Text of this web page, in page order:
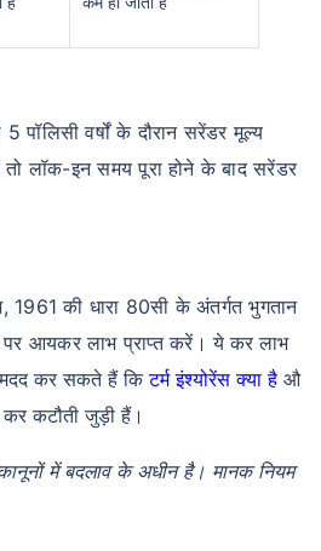
पॉलिसी वर्षों के दौरान सरेंडर मूल्य
तो लॉक-इन समय पूरा होने के बाद सरेंडर
1961 की धारा 80सी के अंतर्गत भुगतान
पर आयकर लाभ प्राप्त करें।ये कर लाभ
कर सकते हैं किटर्म इंश्योरेंस क्या है औ
कटौती जुड़ी हैं।
में बदलाव के अधीन है। मानक नियम